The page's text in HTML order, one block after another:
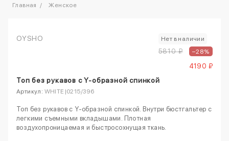
Главная Женское
OYSHO Нет в наличии
5810 ₽ –28%
4190 ₽
Топ без рукавов с Y-образной спинкой
Артикул: WHITE|0215/396
Топ без рукавов с Y-образной спинкой. Внутри бюстгальтер с
легкими съемными вкладышами. Плотная
воздухопроницаемая и быстросохнущая ткань.